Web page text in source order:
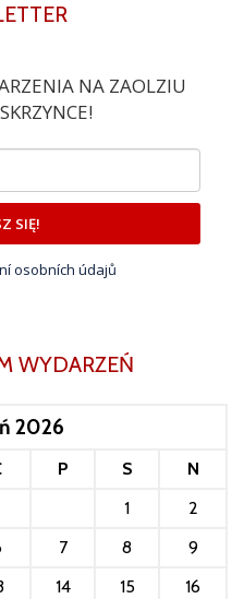
NA ZAOLZIU
SIĘ!
osobních údajů
WYDARZEŃ
2026
P S
N
1
2
7 8
9
14 15
16